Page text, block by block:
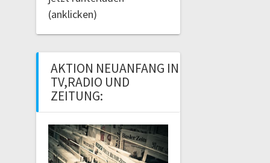
(anklicken)
AKTION NEUANFANG IN
TV,RADIO UND
ZEITUNG: